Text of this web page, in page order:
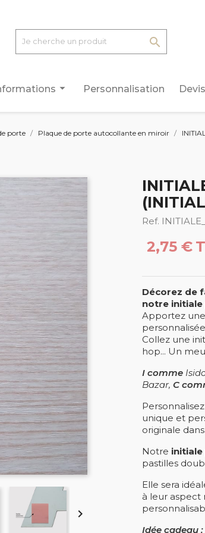

arrow_drop_down Personnalisation Devis
porte Plaque de porte autocollante en miroir

Ref.
2,75 €
Décorez de
notre
Apportez
Collez une
hop... Un
I comme
Bazar, C
unique et
originale
Notre
pastilles
Elle sera
à leur aspect
Idée cadeau :